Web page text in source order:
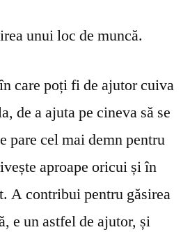
unui loc de muncă.
care poți fi de ajutor cuiva
de a ajuta pe cineva să se
pare cel mai demn pentru
aproape oricui și în
A contribui pentru găsirea
e un astfel de ajutor, și